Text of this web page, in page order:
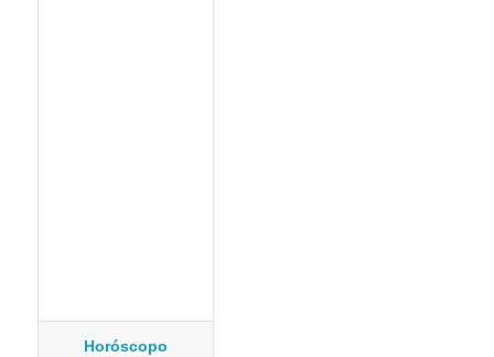
Horóscopo